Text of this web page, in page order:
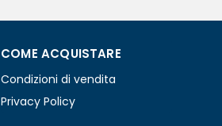
COME ACQUISTARE
Condizioni di vendita
Privacy Policy